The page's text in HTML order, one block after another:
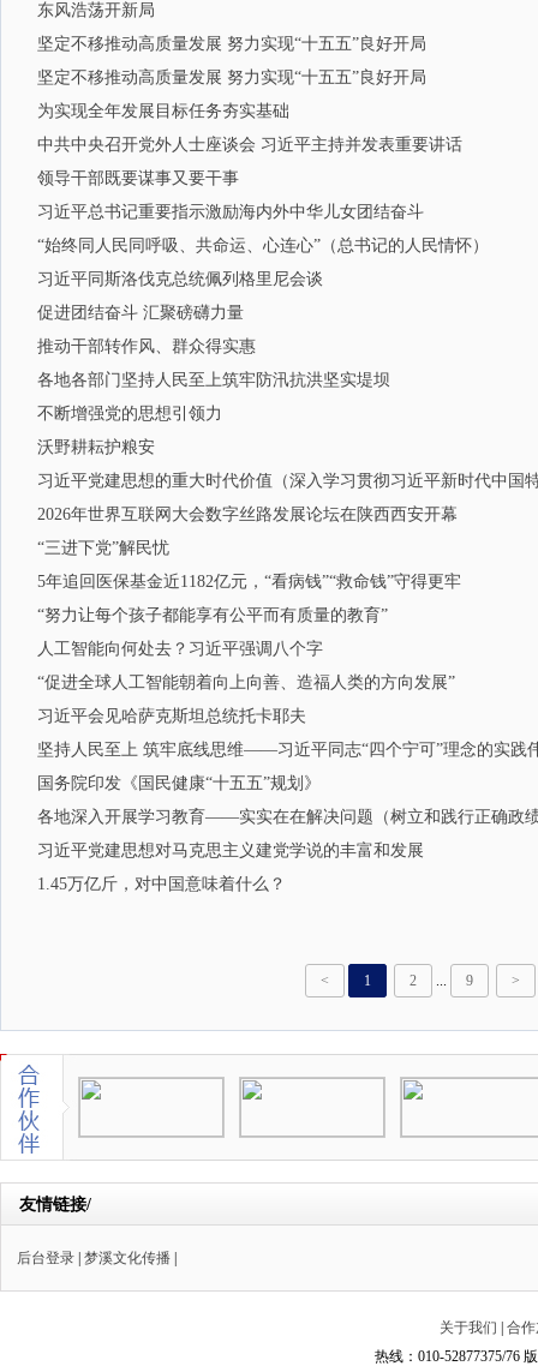
东风浩荡开新局
坚定不移推动高质量发展 努力实现“十五五”良好开局
坚定不移推动高质量发展 努力实现“十五五”良好开局
为实现全年发展目标任务夯实基础
中共中央召开党外人士座谈会 习近平主持并发表重要讲话
领导干部既要谋事又要干事
习近平总书记重要指示激励海内外中华儿女团结奋斗
“始终同人民同呼吸、共命运、心连心”（总书记的人民情怀）
习近平同斯洛伐克总统佩列格里尼会谈
促进团结奋斗 汇聚磅礴力量
推动干部转作风、群众得实惠
各地各部门坚持人民至上筑牢防汛抗洪坚实堤坝
不断增强党的思想引领力
沃野耕耘护粮安
习近平党建思想的重大时代价值（深入学习贯彻习近平新时代中国
2026年世界互联网大会数字丝路发展论坛在陕西西安开幕
“三进下党”解民忧
5年追回医保基金近1182亿元，“看病钱”“救命钱”守得更牢
“努力让每个孩子都能享有公平而有质量的教育”
人工智能向何处去？习近平强调八个字
“促进全球人工智能朝着向上向善、造福人类的方向发展”
习近平会见哈萨克斯坦总统托卡耶夫
坚持人民至上 筑牢底线思维——习近平同志“四个宁可”理念的实践
国务院印发《国民健康“十五五”规划》
各地深入开展学习教育——实实在在解决问题（树立和践行正确政
习近平党建思想对马克思主义建党学说的丰富和发展
1.45万亿斤，对中国意味着什么？
< 1 2 ... 9 >
友情链接/
后台登录 梦溪文化传播
关于我们
合
热线：010-52877375/76